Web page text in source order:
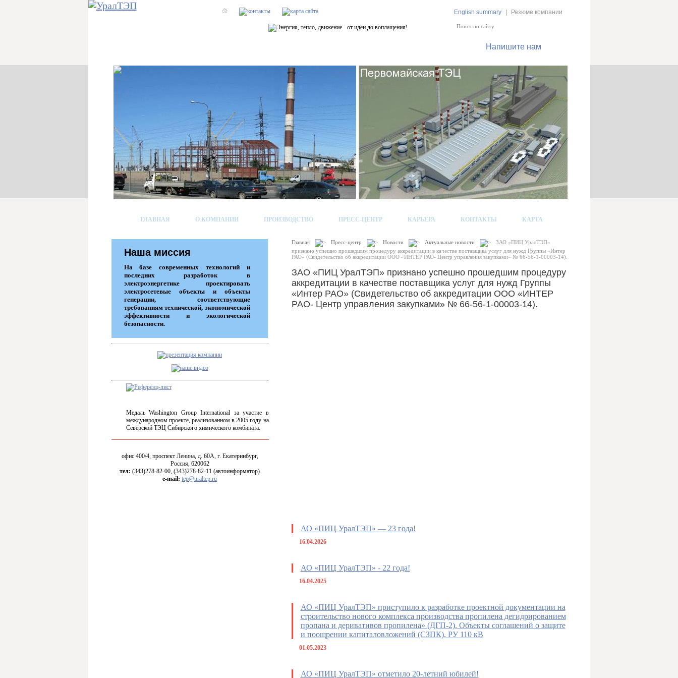
ГЛАВНАЯ О КОМПАНИИ ПРОИЗВОДСТВО ПРЕСС-ЦЕНТР КАРЬЕРА КОНТАКТЫ КАРТА
Напишите нам
English summary Резюме компании
Наша миссия
На базе современных технологий и
последних разработок в
электроэнергетике проектировать
электросетевые объекты и объекты
генерации, соответствующие
требованиям технической, экономической
эффективности и экологической
безопасности.
Медаль Washington Group International за участие в
международном проекте, реализованном в 2005 году на
Северской ТЭЦ Сибирского химического комбината.
офис 400/4, проспект Ленина, д. 60А, г. Екатеринбург,
Россия, 620062
тел: (343)278-82-00, (343)278-82-11 (автоинформатор)
e-mail: tep@uraltep.ru
Главная Пресс-центр Новости Актуальные новости
ЗАО «ПИЦ УралТЭП»
признано успешно прошедшим процедуру аккредитации в качестве поставщика услуг для нужд Группы «Интер
РАО» (Свидетельство об аккредитации ООО «ИНТЕР РАО- Центр управления закупками» № 66-56-1-00003-14).
ЗАО «ПИЦ УралТЭП» признано успешно прошедшим процедуру
аккредитации в качестве поставщика услуг для нужд Группы
«Интер РАО» (Свидетельство об аккредитации ООО «ИНТЕР
РАО- Центр управления закупками» № 66-56-1-00003-14).
АО «ПИЦ УралТЭП» — 23 года!
16.04.2026
АО «ПИЦ УралТЭП» - 22 года!
16.04.2025
АО «ПИЦ УралТЭП» приступило к разработке проектной документации на
строительство нового комплекса производства пропилена дегидрированием
пропана и деривативов пропилена» (ДГП-2). Объекты соглашений о защите
и поощрении капиталовложений (СЗПК). РУ 110 кВ
01.05.2023
АО «ПИЦ УралТЭП» отметило 20-летний юбилей!